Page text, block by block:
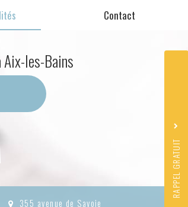
Contact
Aix-les-Bains
355 avenue de Savoie
RAPPEL GRATUIT
politique de
Quel code est dissimulé dans